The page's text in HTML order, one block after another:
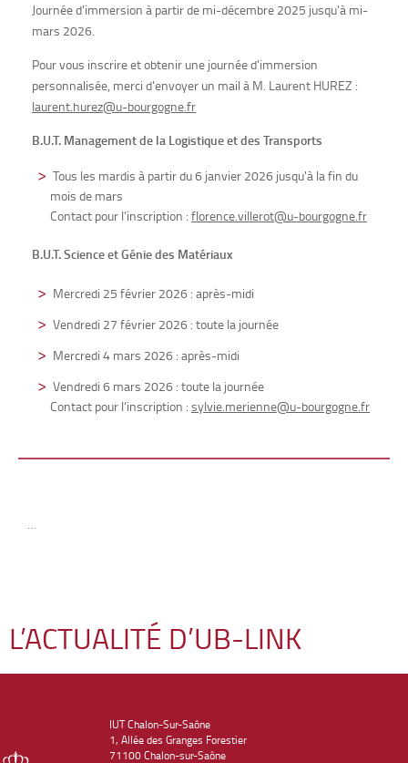
Journée d'immersion à partir de mi-décembre 2025 jusqu'à mi-
mars 2026.
Pour vous inscrire et obtenir une journée d'immersion
personnalisée, merci d'envoyer un mail à M. Laurent HUREZ :
laurent.hurez@u-bourgogne.fr
B.U.T. Management de la Logistique et des Transports
Tous les mardis à partir du 6 janvier 2026 jusqu'à la fin du
mois de mars
Contact pour l’inscription : florence.villerot@u-bourgogne.fr
B.U.T. Science et Génie des Matériaux
Mercredi 25 février 2026 : après-midi
Vendredi 27 février 2026 : toute la journée
Mercredi 4 mars 2026 : après-midi
Vendredi 6 mars 2026 : toute la journée
Contact pour l’inscription : sylvie.merienne@u-bourgogne.fr
…
L’ACTUALITÉ D’UB-LINK
IUT Chalon-Sur-Saône
1, Allée des Granges Forestier
71100 Chalon-sur-Saône